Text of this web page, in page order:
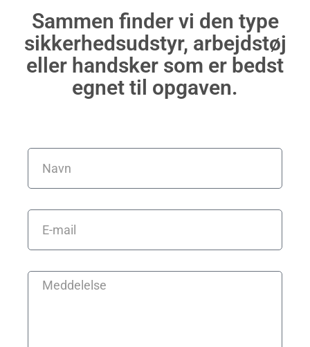
Sammen finder vi den type
sikkerhedsudstyr, arbejdstøj
eller handsker som er bedst
egnet til opgaven.